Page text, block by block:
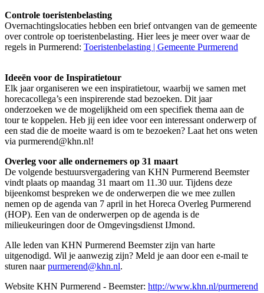
Controle toeristenbelasting
Overnachtingslocaties hebben een brief ontvangen van de gemeente
over controle op toeristenbelasting. Hier lees je meer over waar de
regels in Purmerend: Toeristenbelasting | Gemeente Purmerend
Ideeën voor de Inspiratietour
Elk jaar organiseren we een inspiratietour, waarbij we samen met
horecacollega’s een inspirerende stad bezoeken. Dit jaar
onderzoeken we de mogelijkheid om een specifiek thema aan de
tour te koppelen. Heb jij een idee voor een interessant onderwerp of
een stad die de moeite waard is om te bezoeken? Laat het ons weten
via purmerend@khn.nl!
Overleg voor alle ondernemers op 31 maart
De volgende bestuursvergadering van KHN Purmerend Beemster
vindt plaats op maandag 31 maart om 11.30 uur. Tijdens deze
bijeenkomst bespreken we de onderwerpen die we mee zullen
nemen op de agenda van 7 april in het Horeca Overleg Purmerend
(HOP). Een van de onderwerpen op de agenda is de
milieukeuringen door de Omgevingsdienst IJmond.
Alle leden van KHN Purmerend Beemster zijn van harte
uitgenodigd. Wil je aanwezig zijn? Meld je aan door een e-mail te
sturen naarpurmerend@khn.nl.
Website KHN Purmerend - Beemster: http://www.khn.nl/purmerend